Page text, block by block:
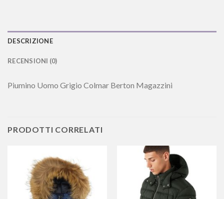
DESCRIZIONE
RECENSIONI (0)
Piumino Uomo Grigio Colmar Berton Magazzini
PRODOTTI CORRELATI